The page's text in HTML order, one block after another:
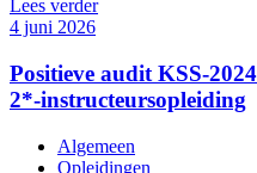
Lees verder
4 juni 2026
Positieve audit KSS-
2*-instructeursopleiding
Algemeen
Opleidingen